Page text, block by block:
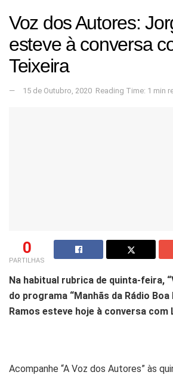
Voz dos Autores:
esteve à conversa
Teixeira
15 de Outubro, 2020 Reading Time: 1 min
0
PARTILHAS
Na habitual rubrica de quinta-feira,
do programa “Manhãs da Rádio Boa
Ramos esteve hoje à conversa com
Acompanhe “A Voz dos Autores” às